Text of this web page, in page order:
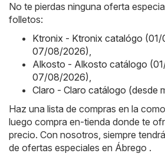
No te pierdas ninguna oferta
folletos:
Ktronix - Ktronix catalógo
07/08/2026),
Alkosto - Alkosto catálogo
07/08/2026),
Claro - Claro catálogo (desde
Haz una lista de compras en la
luego compra en-tienda donde te
precio. Con nosotros, siempre
de ofertas especiales en Ábrego .